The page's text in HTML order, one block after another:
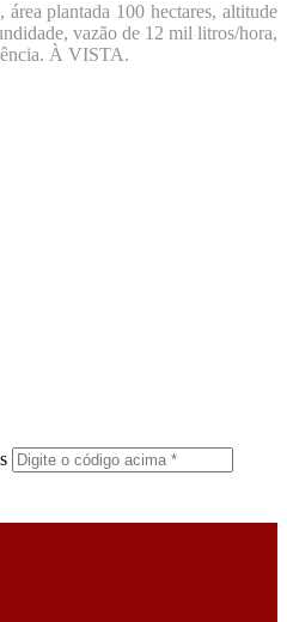
plantada 100 hectares, altitude
vazão de 12 mil litros/hora,
À VISTA.